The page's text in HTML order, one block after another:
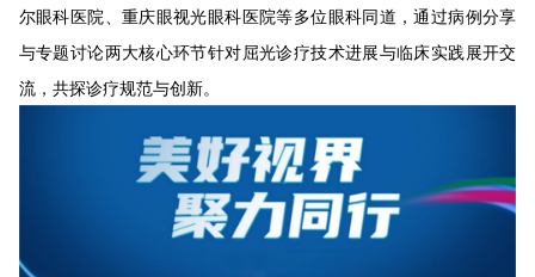
尔眼科医院、重庆眼视光眼科医院等多位眼科同道，通过病例分享
与专题讨论两大核心环节针对屈光诊疗技术进展与临床实践展开交
流，共探诊疗规范与创新。